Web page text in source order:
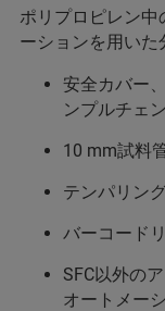
ポリプロピレン中
ーションを用いた
安全カバー
ンプルチェ
10 mm試料
テンパリン
バーコード
SFC以外の
オートメー